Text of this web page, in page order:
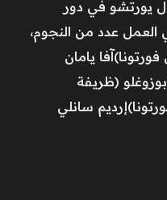
يورتشو في دور
عدد من النجوم،
يامان
(ظريفة
سانلي